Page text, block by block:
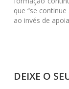
que “se
ao invés de
DEIXE O